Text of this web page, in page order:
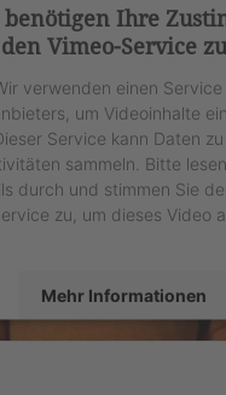
Ihre
Vimeo-Service
verwenden einen Service
um Videoinhalte
Service kann Daten
sammeln. Bitte
durch und stimmen Sie
zu, um dieses Video
Mehr Informationen